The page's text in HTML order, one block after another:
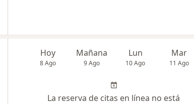
Hoy
8 Ago
Mañana
9 Ago
Lun
10 Ago
Mar
11 Ago
La reserva de citas en línea no está